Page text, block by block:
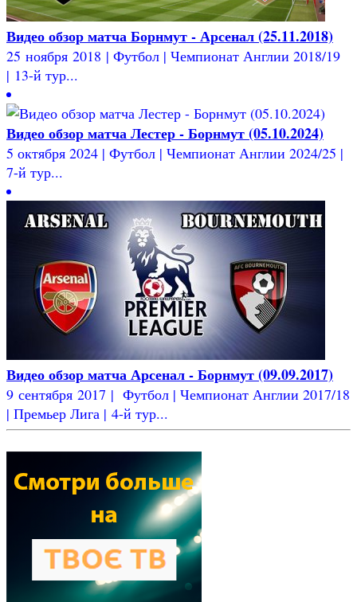
Видео обзор матча Борнмут - Арсенал (25.11.2018)
25 ноября 2018 | Футбол | Чемпионат Англии 2018/19
| 13-й тур...
Видео обзор матча Лестер - Борнмут (05.10.2024)
5 октября 2024 | Футбол | Чемпионат Англии 2024/25 |
7-й тур...
Видео обзор матча Арсенал - Борнмут (09.09.2017)
9 сентября 2017 | Футбол | Чемпионат Англии 2017/18
| Премьер Лига | 4-й тур...